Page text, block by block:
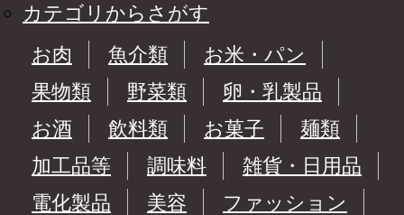
カテゴリからさがす
お肉
魚介類
お米・パン
果物類
野菜類
卵・乳製品
お酒
飲料類 お菓子
麺類
加工品等
調味料
雑貨・日用品
電化製品
美容
ファッション